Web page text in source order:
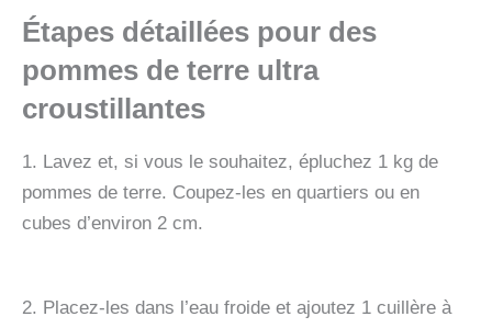
Étapes détaillées pour des
pommes de terre ultra
croustillantes
1. Lavez et, si vous le souhaitez, épluchez 1 kg de
pommes de terre. Coupez-les en quartiers ou en
cubes d’environ 2 cm.
2. Placez-les dans l’eau froide et ajoutez 1 cuillère à